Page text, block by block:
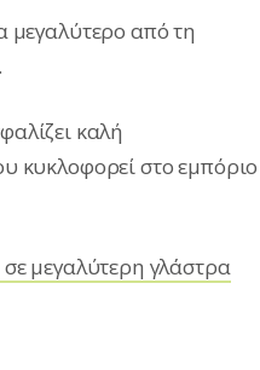
μεγαλύτερο από τη
καλή
κυκλοφορεί στο εμπόριο
μεγαλύτερη γλάστρα